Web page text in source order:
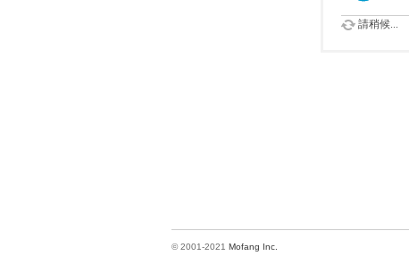
請稍候...
© 2001-2021 Mofang Inc.